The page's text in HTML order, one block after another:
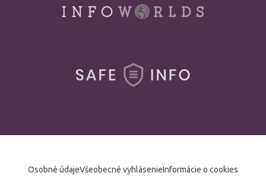
Osobné údajeVšeobecné vyhlásenieInformácie o cookies